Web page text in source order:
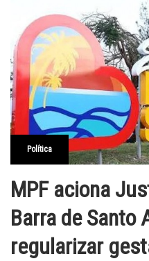
Política
MPF aciona
Barra de Santo
regularizar